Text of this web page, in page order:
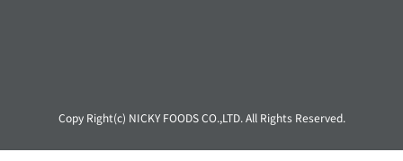
Copy Right(c) NICKY FOODS CO.,LTD. All Rights Reserved.